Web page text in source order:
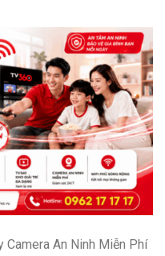
Camera An Ninh Miễn Phí